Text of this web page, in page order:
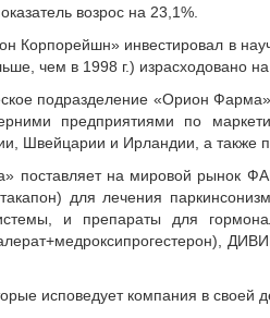
возрос на 23,1%.
Корпорейшн» инвестировал в
чем в 1998 г.) израсходовано
подразделение «Орион
предприятиями по
Швейцарии и Ирландии, а также
поставляет на мировой рынок
для лечения
и препараты для
исповедует компания в своей